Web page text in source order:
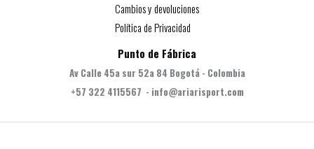
Cambios y devoluciones
Política de Privacidad
Punto de Fábrica
Av Calle 45a sur 52a 84 Bogotá - Colombia
+57 322 4115567 - info@ariarisport.com